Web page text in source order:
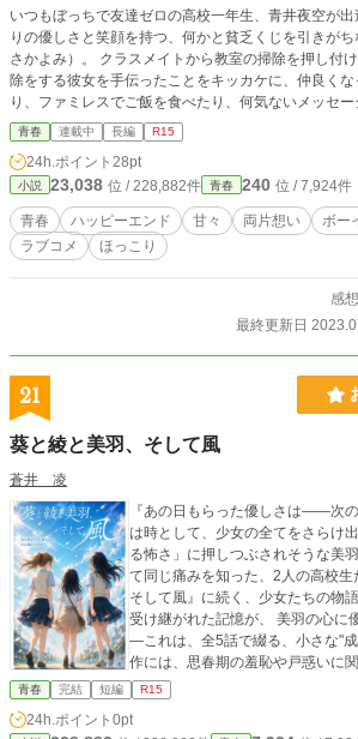
いつもぼっちで友達ゼロの高校一年生、青井夜空が
りの優しさと笑顔を持つ、何かと貧乏くじを引きが
さかよみ）。 クラスメイトから教室の掃除を押し付けられて、放課後に一人掃
除をする彼女を手伝ったことをキッカケに、仲良く
り、ファミレスでご飯を食べたり、何気ないメッセ
合傘をしたり…… 少しずつ、一歩ずつ、クラスの皆に内緒の時間を増やしてい
く。 「今日の楽しい想い出、全部キミのおかげだよ。本当にありがとうね！」
これは不器用な少年と心優しい少女が、もどかしく、
想いに恋し合い、気がついたら彼女の全部を独り占め
エンドが約束された物語。
青春 連載中 長編 R15
24h.ポイント 28pt
小説 23,038 位 / 228,882件 青春 240 位 / 7,924件
青春 ハッピーエンド 甘々 両片想い
ボー
ラブコメ
ほっこり
感
最終更新日
21
葵と綾と美羽、そして風
蒼井 凌
『あの日もらった優しさは――次の誰かを
は時として、少女の全てをさらけ出す"敵"
る怖さ」に押しつぶされそうな美
て同じ痛みを知った、2人の高校生たちだっ
そして風』に続く、少女たちの物
受け継がれた記憶が、 美羽の心に
―これは、全5話で綴る、小さな"成長
作には、思春期の羞恥や戸惑いに
が、 あくまで心理描写を主軸と
切ありません。
青春 完結 短編 R15
24h.ポイント 0pt